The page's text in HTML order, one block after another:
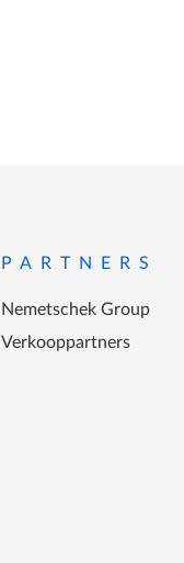
PARTNERS
Nemetschek Group
Verkooppartners